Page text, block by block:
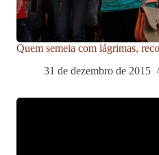
Quem semeia com lágrimas,
31 de dezembro de 2015